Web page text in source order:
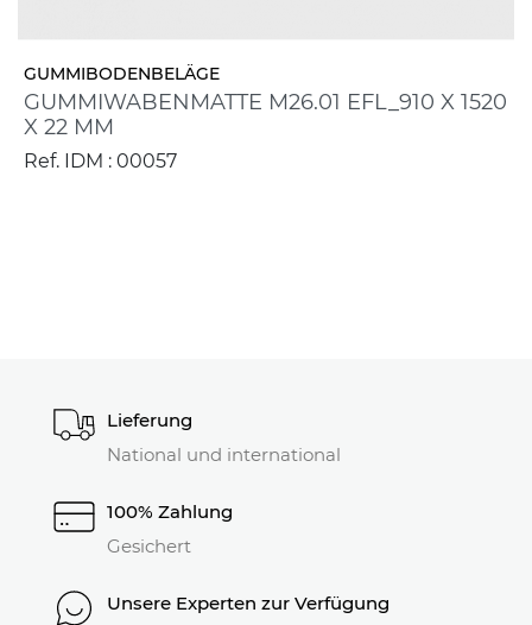
GUMMIBODENBELÄGE
GUMMIWABENMATTE M26.01 EFL_910 X 1520
X 22 MM
Ref. IDM : 00057
Lieferung
National und international
100% Zahlung
Gesichert
Unsere Experten zur Verfügung